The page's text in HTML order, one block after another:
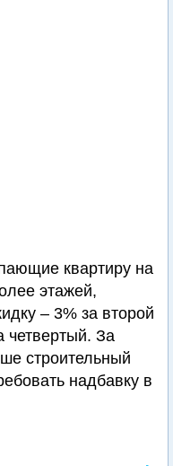
квартиру на
этажей,
– 3% за второй
четвертый. За
строительный
надбавку в